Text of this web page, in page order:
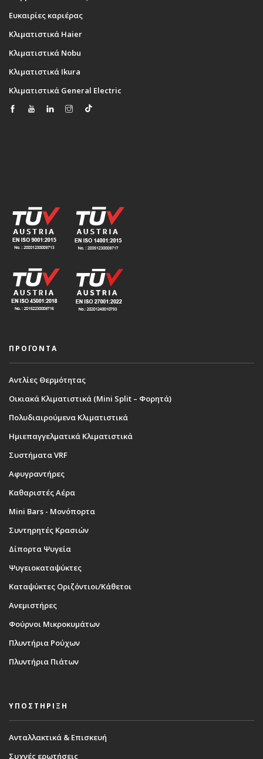
Ευκαιρίες καριέρας
Κλιματιστικά Haier
Κλιματιστικά Nobu
Κλιματιστικά Ikura
Κλιματιστικά General Electric
ΠΡΟΪΟΝΤΑ
Αντλίες Θερμότητας
Οικιακά Κλιματιστικά (Mini Split – Φορητά)
Πολυδιαιρούμενα Κλιματιστικά
Ημιεπαγγελματικά Κλιματιστικά
Συστήματα VRF
Αφυγραντήρες
Καθαριστές Αέρα
Mini Bars - Μονόπορτα
Συντηρητές Κρασιών
Δίπορτα Ψυγεία
Ψυγειοκαταψύκτες
Καταψύκτες Οριζόντιοι/Κάθετοι
Ανεμιστήρες
Φούρνοι Μικροκυμάτων
Πλυντήρια Ρούχων
Πλυντήρια Πιάτων
ΥΠΟΣΤΗΡΙΞΗ
Ανταλλακτικά & Επισκευή
Συχνές ερωτήσεις